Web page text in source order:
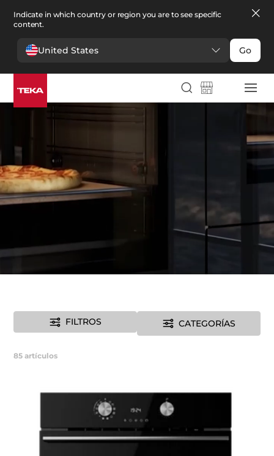
Indicate in which country or region you are to see specific
content.
United States Go
Cocina >Hornos
Hornos
FILTROS CATEGORÍAS
85 artículos